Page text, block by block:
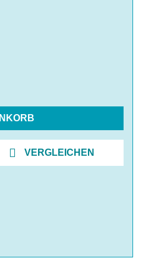
VERGLEICHEN